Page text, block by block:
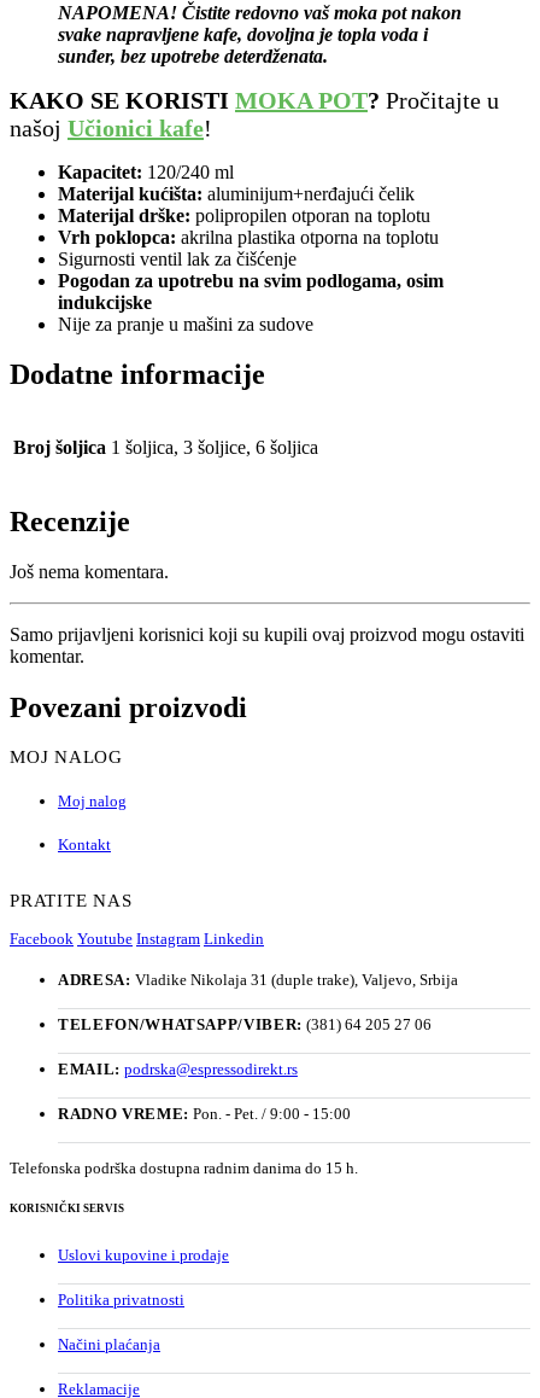
NAPOMENA! Čistite redovno vaš moka pot nakon
svake napravljene kafe, dovoljna je topla voda i
sunđer, bez upotrebe deterdženata.
KAKO SE KORISTI MOKA POT? Pročitajte u
našoj Učionici kafe!
Kapacitet: 120/240 ml
Materijal kućišta: aluminijum+nerđajući čelik
Materijal drške: polipropilen otporan na toplotu
Vrh poklopca: akrilna plastika otporna na toplotu
Sigurnosti ventil lak za čišćenje
Pogodan za upotrebu na svim podlogama, osim
indukcijske
Nije za pranje u mašini za sudove
Dodatne informacije
Broj šoljica 1 šoljica, 3 šoljice, 6 šoljica
Recenzije
Još nema komentara.
Samo prijavljeni korisnici koji su kupili ovaj proizvod mogu ostaviti
komentar.
Povezani proizvodi
MOJ NALOG
Moj nalog
Kontakt
PRATITE NAS
Facebook Youtube Instagram Linkedin
ADRESA: Vladike Nikolaja 31 (duple trake), Valjevo, Srbija
TELEFON/WHATSAPP/VIBER: (381) 64 205 27 06
EMAIL: podrska@espressodirekt.rs
RADNO VREME: Pon. - Pet. / 9:00 - 15:00
Telefonska podrška dostupna radnim danima do 15 h.
KORISNIČKI SERVIS
Uslovi kupovine i prodaje
Politika privatnosti
Načini plaćanja
Reklamacije